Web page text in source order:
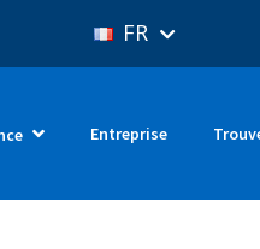
FR
Entreprise